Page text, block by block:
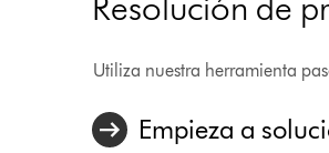
Utiliza nuestra herramienta
Empieza a